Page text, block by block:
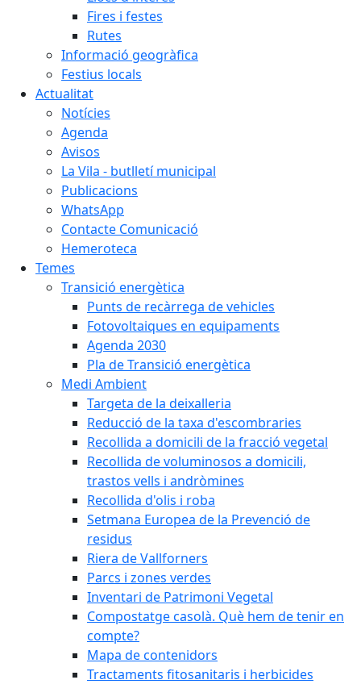
Fires i festes
Rutes
Informació geogràfica
Festius locals
Actualitat
Notícies
Agenda
Avisos
La Vila - butlletí municipal
Publicacions
WhatsApp
Contacte Comunicació
Hemeroteca
Temes
Transició energètica
Punts de recàrrega de vehicles
Fotovoltaiques en equipaments
Agenda 2030
Pla de Transició energètica
Medi Ambient
Targeta de la deixalleria
Reducció de la taxa d'escombraries
Recollida a domicili de la fracció vegetal
Recollida de voluminosos a domicili,
trastos vells i andròmines
Recollida d'olis i roba
Setmana Europea de la Prevenció de
residus
Riera de Vallforners
Parcs i zones verdes
Inventari de Patrimoni Vegetal
Compostatge casolà. Què hem de tenir en
compte?
Mapa de contenidors
Tractaments fitosanitaris i herbicides